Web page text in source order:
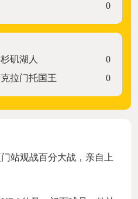
0
矶湖人
拉门托国王
0
0
站观战百分大战，亲自上